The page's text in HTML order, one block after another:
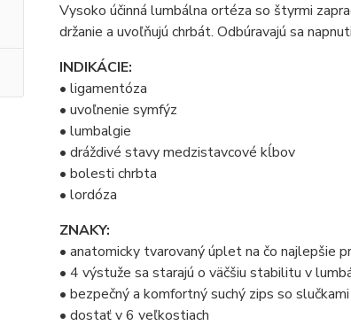
Vysoko účinná lumbálna ortéza so štyrmi
držanie a uvoľňujú chrbát. Odbúravajú sa
INDIKÁCIE:
• ligamentóza
• uvoľnenie symfýz
• lumbalgie
• dráždivé stavy medzistavcové kĺbov
• bolesti chrbta
• lordóza
ZNAKY:
• anatomicky tvarovaný úplet na čo najlepšie
• 4 výstuže sa starajú o väčšiu stabilitu v
• bezpečný a komfortný suchý zips so slučkami
• dostať v 6 veľkostiach